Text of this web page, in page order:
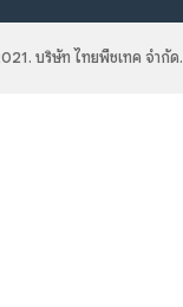
บริษัท ไทยพีชเทค จำกัด.